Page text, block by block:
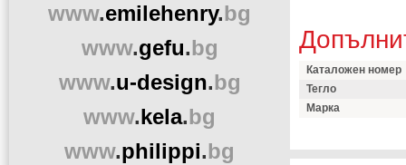
Каталожен номер
Тегло
Марка
www.emilehenry.bg
www.gefu.bg
www.u-design.bg
www.kela.bg
www.philippi.bg